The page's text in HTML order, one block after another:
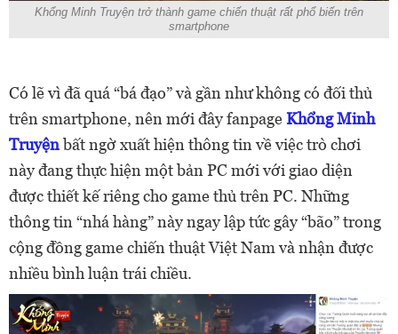
Khổng Minh Truyện trở thành game chiến thuật rất phổ biến trên
smartphone
Có lẽ vì đã quá “bá đạo” và gần như không có đối thủ
trên smartphone, nên mới đây fanpageKhổng Minh
Truyệnbất ngờ xuất hiện thông tin về việc trò chơi
này đang thực hiện một bản PC mới với giao diện
được thiết kế riêng cho game thủ trên PC. Những
thông tin “nhá hàng” này ngay lập tức gây “bão” trong
cộng đồng game chiến thuật Việt Nam và nhận được
nhiều bình luận trái chiều.